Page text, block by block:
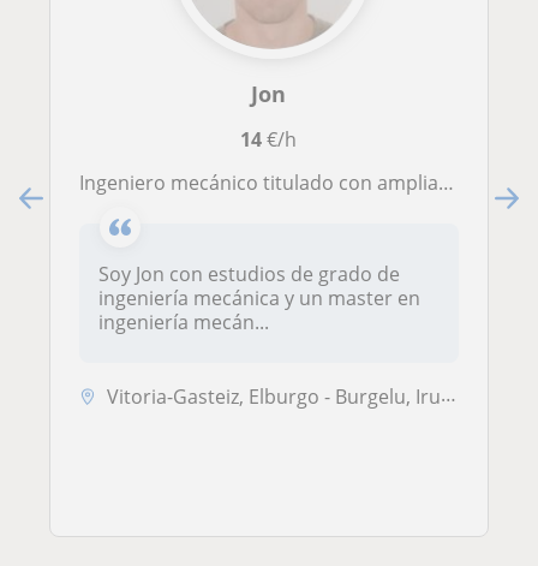
Jon
14€/h
Ingeniero mecánico titulado con amplia experiencia laboral. Experiencia dando particulares
Soy Jon con estudios de grado de
ingeniería mecánica y un master en
ingeniería mecán...
Vitoria-Gasteiz, Elburgo - Burgelu, Iruraiz-Gauna